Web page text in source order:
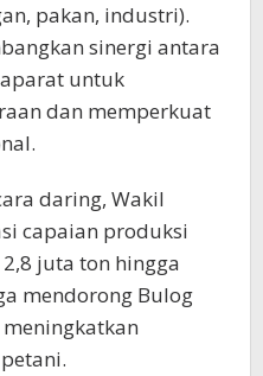
pakan, industri).
sinergi antara
untuk
dan memperkuat
daring, Wakil
capaian produksi
juta ton hingga
mendorong Bulog